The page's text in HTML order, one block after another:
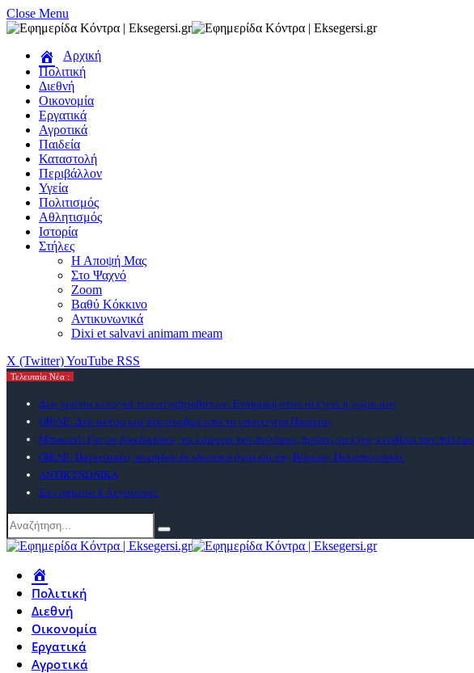
Close Menu
Αρχική
Πολιτική
Διεθνή
Οικονομία
Εργατικά
Αγροτικά
Παιδεία
Καταστολή
Περιβάλλον
Υγεία
Πολιτισμός
Αθλητισμός
Ιστορία
Στήλες
Η Αποψή Μας
Στο Ψαχνό
Zoom
Βαθύ Κόκκινο
Αντικυνωνικά
Dixi et salvavi animam meam
X (Twitter)YouTube RSS
Τελευταία Νέα :
Δυο χρόνια ευλογιά των αιγοπροβάτων: Ενδημική στον ιό έγινε η χώρα μας
ΟΙΕΛΕ: Δύο μέτρα και δύο σταθμά από το υπουργείο Παιδείας
Μπακαεΐ: Για να διεκδικήσεις τα λάφυρα του πολέμου, πρέπει να έχεις κερδίσει τον πόλεμο
ΟΙΕΛΕ: Παρανομίες σωρηδόν σε ιδιωτικό σχολείο της Βόρειας Πελοποννήσου
ΑΝΤΙΚΥΝΩΝΙΚΑ
Σαν σήμερα 8 Αυγούστου
Πολιτική
Διεθνή
Οικονομία
Εργατικά
Αγροτικά